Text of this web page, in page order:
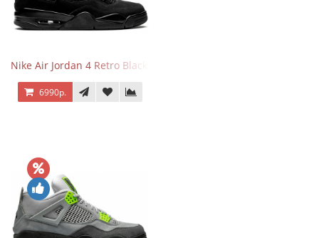
Nike Air Jordan 4 Retro Black Cat
6990р.